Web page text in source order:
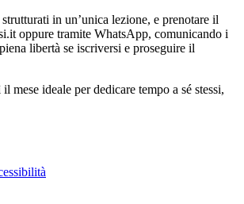
in un’unica lezione, e prenotare il
oppure tramite WhatsApp, comunicando i
libertà se iscriversi e proseguire il
ideale per dedicare tempo a sé stessi,